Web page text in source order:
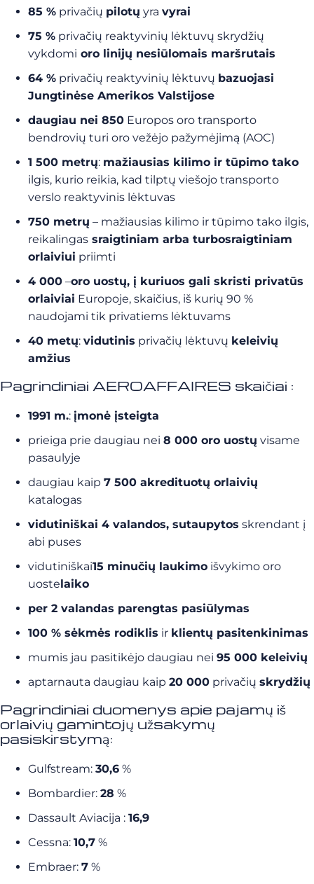
85 % privačių pilotų yra vyrai
75 % privačių reaktyvinių lėktuvų skrydžių
vykdomi oro linijų nesiūlomais maršrutais
64 % privačių reaktyvinių lėktuvų bazuojasi
Jungtinėse Amerikos Valstijose
daugiau nei 850 Europos oro transporto
bendrovių turi oro vežėjo pažymėjimą (AOC)
1 500 metrų: mažiausias kilimo ir tūpimo tako
ilgis, kurio reikia, kad tilptų viešojo transporto
verslo reaktyvinis lėktuvas
750 metrų – mažiausias kilimo ir tūpimo tako ilgis,
reikalingas sraigtiniam arba turbosraigtiniam
orlaiviui priimti
4 000 –oro uostų, į kuriuos gali skristi privatūs
orlaiviai Europoje, skaičius, iš kurių 90 %
naudojami tik privatiems lėktuvams
40 metų: vidutinis privačių lėktuvų keleivių
amžius
Pagrindiniai AEROAFFAIRES skaičiai :
1991 m.: įmonė įsteigta
prieiga prie daugiau nei 8 000 oro uostų visame
pasaulyje
daugiau kaip 7 500 akredituotų orlaivių
katalogas
vidutiniškai 4 valandos, sutaupytos skrendant į
abi puses
vidutiniškai15 minučių laukimo išvykimo oro
uostelaiko
per 2 valandas parengtas pasiūlymas
100 % sėkmės rodiklis ir klientų pasitenkinimas
mumis jau pasitikėjo daugiau nei 95 000 keleivių
aptarnauta daugiau kaip 20 000 privačių skrydžių
Pagrindiniai duomenys apie pajamų iš
orlaivių gamintojų užsakymų
pasiskirstymą:
Gulfstream: 30,6 %
Bombardier: 28 %
Dassault Aviacija : 16,9
Cessna: 10,7 %
Embraer: 7 %